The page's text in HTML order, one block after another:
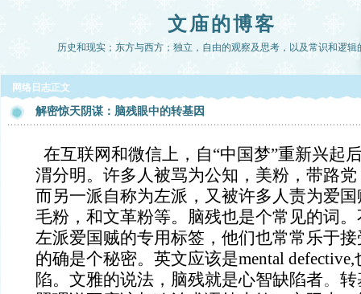
文庙的博客
历史和现实；东方与西方；独立，自由的观察及思考，以及常识和逻辑
网络日志正文
解密惊天阴谋：脑残眼中的转基因
在互联网和微信上，自“中国梦”重新兴起
渭分明。许多人被骂为公知，美粉，带路
而另一派自称为左派，又被许多人责为爱
毛粉，和文革粉等。脑残也是个常见的词
左派爱国贼的专用标签，他们也常常乐于
的确是个秘密。英文应该是mental
陷。文雅的说法，脑残就是心智缺陷者。 转